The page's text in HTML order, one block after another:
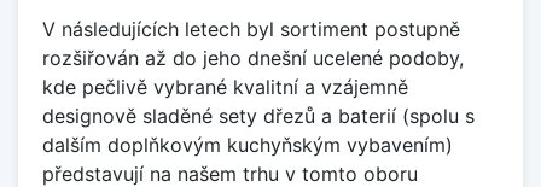
V následujících letech byl sortiment postupně
rozšiřován až do jeho dnešní ucelené podoby,
kde pečlivě vybrané kvalitní a vzájemně
designově sladěné sety dřezů a baterií (spolu s
dalším doplňkovým kuchyňským vybavením)
představují na našem trhu v tomto oboru